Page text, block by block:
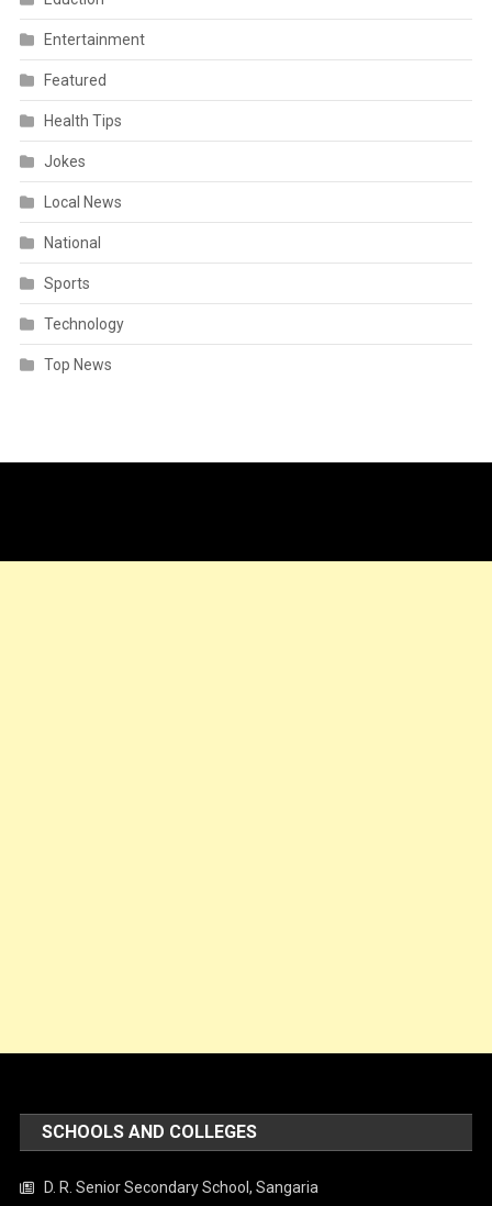
Entertainment
Featured
Health Tips
Jokes
Local News
National
Sports
Technology
Top News
SCHOOLS AND COLLEGES
D. R. Senior Secondary School, Sangaria